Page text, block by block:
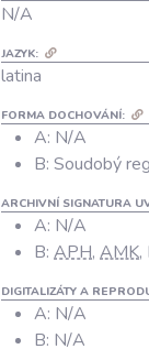
N/A
JAZYK:
latina
FORMA DOCHOVÁNÍ:
A: N/A
B: Soudobý
ARCHIVNÍ SIGNATURA
A: N/A
B: APH, AMK,
DIGITALIZÁTY A
A: N/A
B: N/A